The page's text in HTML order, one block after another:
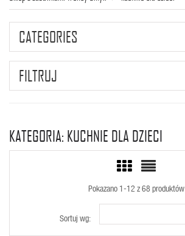
CATEGORIES
FILTRUJ
KATEGORIA: KUCHNIE DLA DZIECI
Pokazano 1-12 z 68 produktów
Sortuj wg: